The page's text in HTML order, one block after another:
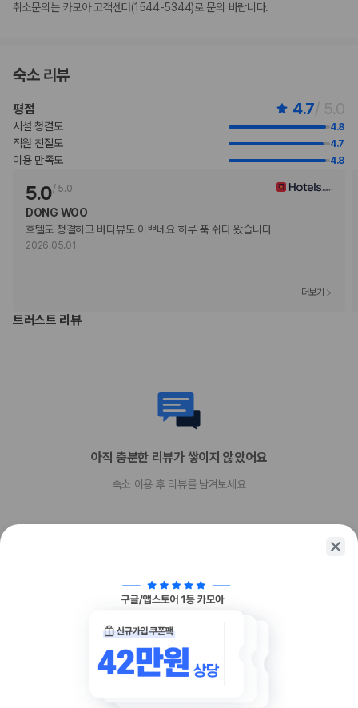
현장 결제 유형 및 수단
현금 결제 불가
JCB International
Mastercard
반려동물
반려동물 동반 불가
취소문의는 카모아 고객센터(1544-5344)로 문의 바랍니다.
숙소 리뷰
평점 4.7/ 5.0
시설 청결도 4.8
직원 친절도 4.7
이용 만족도 4.8
5.0/ 5.0
DONG WOO
호텔도 청결하고 바다뷰도 이쁘네요 하루 푹 쉬다 왔습니다
2026.05.01
더보기
트러스트 리뷰
아직 충분한 리뷰가 쌓이지 않았어요
숙소 이용 후 리뷰를 남겨보세요
함께 가는 친구에게 정보를 공유해보세요
카카오톡 링크복사